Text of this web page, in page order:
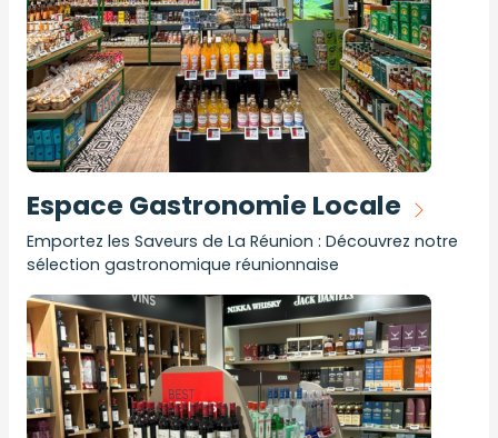
Espace Gastronomie Locale
Emportez les Saveurs de La Réunion : Découvrez notre
sélection gastronomique réunionnaise